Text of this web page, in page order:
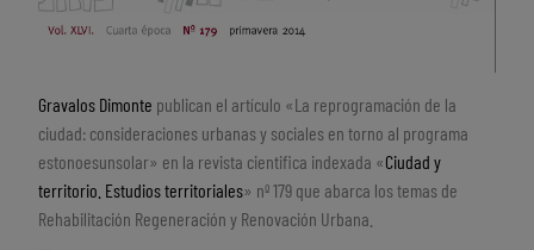
Gravalos Dimonte publican el artículo «La reprogramación de la
ciudad: consideraciones urbanas y sociales en torno al programa
estonoesunsolar» en la revista cientifica indexada «Ciudad y
territorio. Estudios territoriales» nº 179 que abarca los temas de
Rehabilitación Regeneración y Renovación Urbana.